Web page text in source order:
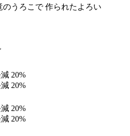
うろこで 作られたよろい
20%
20%
20%
20%